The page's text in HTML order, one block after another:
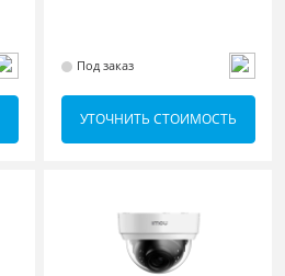
Под заказ
УТОЧНИТЬ СТОИМОСТЬ